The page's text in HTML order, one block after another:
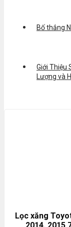
Bố thắng
Giới Thiệu
Lượng và
Lọc xăng
2014, 2015